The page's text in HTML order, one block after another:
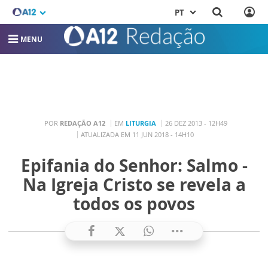
PT
MENU
POR REDAÇÃO A12 EM LITURGIA
26 DEZ 2013 - 12H49
ATUALIZADA EM 11 JUN 2018 - 14H10
Epifania do Senhor: Salmo -
Na Igreja Cristo se revela a
todos os povos